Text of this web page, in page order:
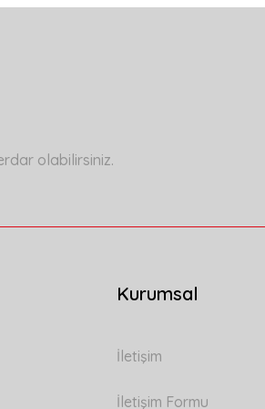
olabilirsiniz.
Kurumsal
İletişim
İletişim Formu